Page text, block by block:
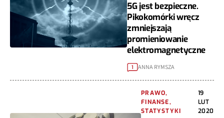
5G jest bezpieczne.
Pikokomórki wręcz
zmniejszają
promieniowanie
elektromagnetyczne
1 ANNA RYMSZA
PRAWO,
FINANSE,
STATYSTYKI
19
LUT
2020